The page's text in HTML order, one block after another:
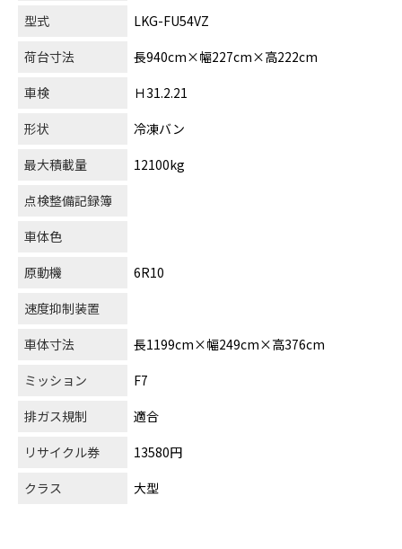
型式
LKG-FU54VZ
荷台寸法
長940cm×幅227cm×高222cm
車検
Ｈ31.2.21
形状
冷凍バン
最大積載量
12100kg
点検整備記録簿
車体色
原動機
6R10
速度抑制装置
車体寸法
長1199cm×幅249cm×高376cm
ミッション
F7
排ガス規制
適合
リサイクル券
13580円
クラス
大型